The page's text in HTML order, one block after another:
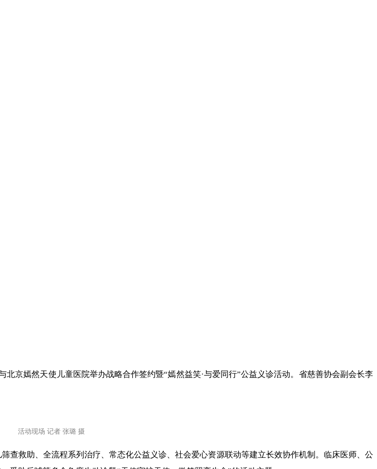
京嫣然天使儿童医院举办战略合作签约暨“嫣然益笑·与爱同行”公益义诊活动。省慈善协会副会长李
活动现场 记者 张璐 摄
查救助、全流程系列治疗、常态化公益义诊、社会爱心资源联动等建立长效协作机制。临床医师、公